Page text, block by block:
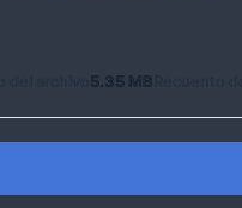
5.35 MB